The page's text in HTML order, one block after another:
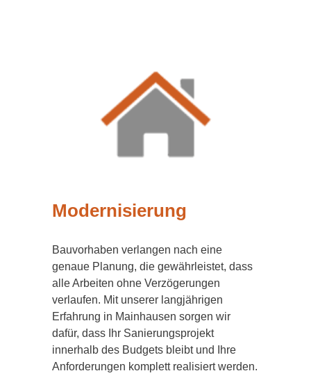
Modernisierung
Bauvorhaben verlangen nach eine
genaue Planung, die gewährleistet, dass
alle Arbeiten ohne Verzögerungen
verlaufen. Mit unserer langjährigen
Erfahrung in Mainhausen sorgen wir
dafür, dass Ihr Sanierungsprojekt
innerhalb des Budgets bleibt und Ihre
Anforderungen komplett realisiert werden.